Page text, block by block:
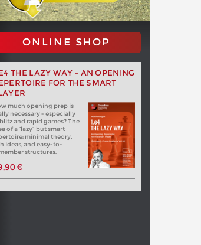
ONLINE SHOP
THE LAZY WAY - AN OPENING
FOR THE SMART
much opening prep is
necessary - especially
and rapid games? The
of a “lazy” but smart
minimal theory,
ideas, and easy-to-
structures.
€